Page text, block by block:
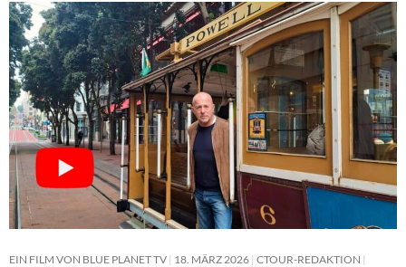
EIN FILM VON BLUE PLANET TV 18. MÄRZ 2026 CTOUR-REDAKTION